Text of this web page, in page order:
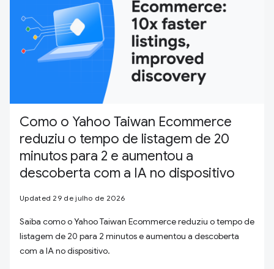
Como o Yahoo Taiwan Ecommerce
reduziu o tempo de listagem de 20
minutos para 2 e aumentou a
descoberta com a IA no dispositivo
Updated 29 de julho de 2026
Saiba como o Yahoo Taiwan Ecommerce reduziu o tempo de
listagem de 20 para 2 minutos e aumentou a descoberta
com a IA no dispositivo.